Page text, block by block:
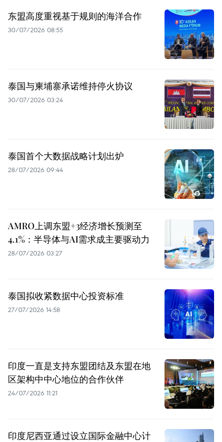
东盟高度重视基于规则的海洋合作
30/07/2026 08:55
泰国与柬埔寨承诺维持停火协议
30/07/2026 03:24
泰国首个大数据战略计划出炉
28/07/2026 09:44
AMRO上调东盟+3经济增长预测至
4.1%：半导体与AI需求成主要驱动力
28/07/2026 03:27
泰国拟收紧数据中心投资标准
27/07/2026 14:58
印度一直是支持东盟团结及东盟在地
区架构中中心地位的合作伙伴
24/07/2026 11:21
印度尼西亚通过设立国际金融中心计